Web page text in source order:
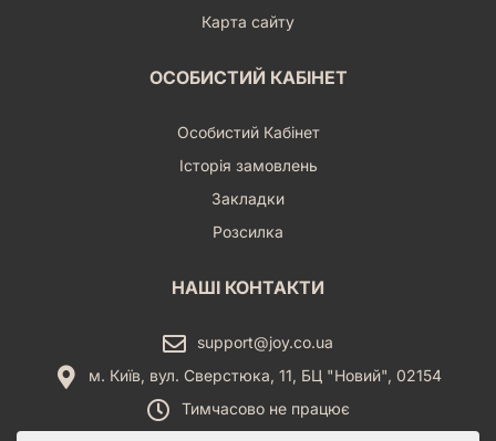
Карта сайту
ОСОБИСТИЙ КАБІНЕТ
Особистий Кабінет
Історія замовлень
Закладки
Розсилка
НАШІ КОНТАКТИ
support@joy.co.ua
м. Київ, вул. Сверстюка, 11, БЦ "Новий", 02154
Тимчасово не працює